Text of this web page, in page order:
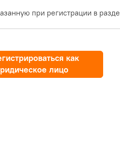
при регистрации в
как
лицо